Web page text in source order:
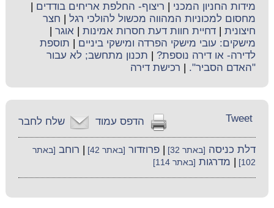
מידות החניון המכני ריצוף- החלפת אריחים בודדים
מחסום למכוניות המהווה מכשול להולכי רגל
חצר
חיצונית |דחיית חוות דעת חסרות אמינות |אוגר
מישקים: עובי מישקי הפרדה ומישקי ביניים
תוספת
לדירה- או דירה נוספת?
תכנון מתחשב; לא עבור
"האדם הסביר".
רכישת דירה
שלח לחבר הדפס עמוד Tweet
דלת כניסה [באתר 32] |פרוזדור [באתר 42] רוחב [באתר
102]
מדרגות [באתר 114]